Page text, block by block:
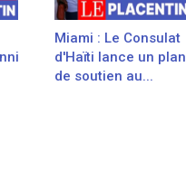
Miami : Le Consulat
d'Haïti lance un plan
de soutien au...